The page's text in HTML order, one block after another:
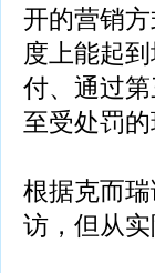
开的营销
度上能起
付、通过
至受处罚的
根据克而
访，但从